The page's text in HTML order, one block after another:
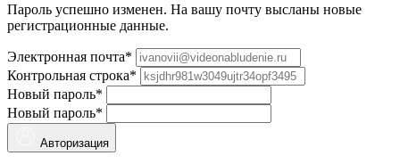
Пароль успешно изменен. На вашу почту высланы новые
регистрационные данные.
Электронная почта*
Контрольная строка*
Новый пароль*
Новый пароль*
Авторизация